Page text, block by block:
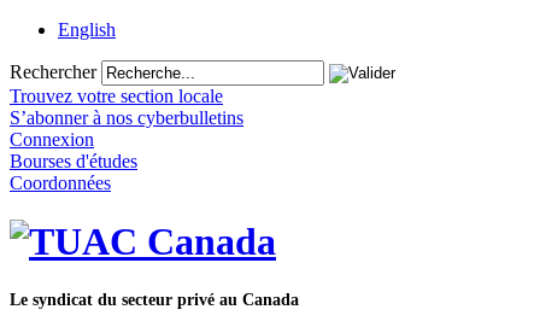
English
Rechercher
Trouvez votre section locale
S’abonner à nos cyberbulletins
Connexion
Bourses d'études
Coordonnées
Le syndicat du secteur privé au Canada